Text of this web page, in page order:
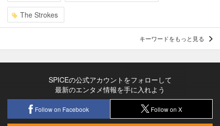
The Strokes
キーワードをもっと見る
SPICEの公式アカウントをフォローして
最新のエンタメ情報を手に入れよう
Follow on Facebook Follow on X